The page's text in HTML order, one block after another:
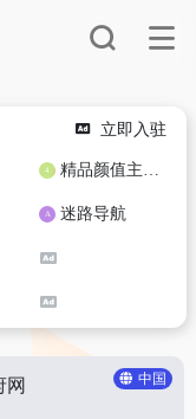
立即入驻
精品颜值主播定制
迷路导航
中国